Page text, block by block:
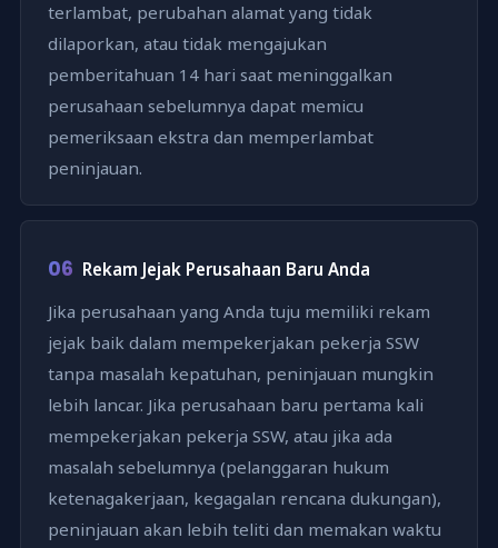
terlambat, perubahan alamat yang tidak
dilaporkan, atau tidak mengajukan
pemberitahuan 14 hari saat meninggalkan
perusahaan sebelumnya dapat memicu
pemeriksaan ekstra dan memperlambat
peninjauan.
06 Rekam Jejak Perusahaan Baru Anda
Jika perusahaan yang Anda tuju memiliki rekam
jejak baik dalam mempekerjakan pekerja SSW
tanpa masalah kepatuhan, peninjauan mungkin
lebih lancar. Jika perusahaan baru pertama kali
mempekerjakan pekerja SSW, atau jika ada
masalah sebelumnya (pelanggaran hukum
ketenagakerjaan, kegagalan rencana dukungan),
peninjauan akan lebih teliti dan memakan waktu